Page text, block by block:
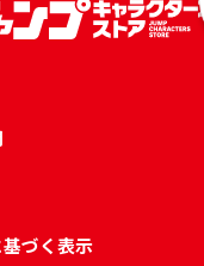
づく表示